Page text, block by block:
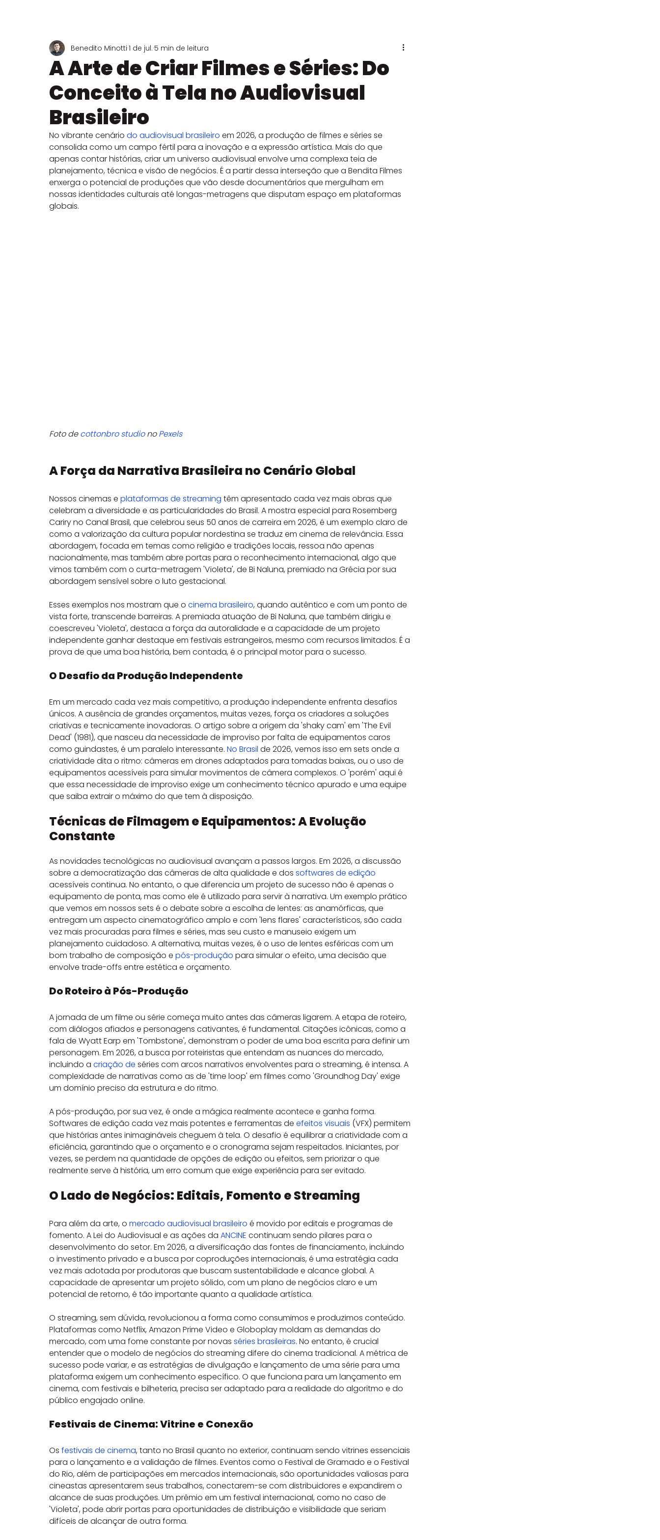
A Arte de Criar Filmes e Séries: Do
Conceito à Tela no Audiovisual
Brasileiro
Benedito Minotti 1 de jul. 5 min de leitura
No vibrante cenário do audiovisual brasileiro em 2026, a produção de filmes e séries se
consolida como um campo fértil para a inovação e a expressão artística. Mais do que
apenas contar histórias, criar um universo audiovisual envolve uma complexa teia de
planejamento, técnica e visão de negócios. É a partir dessa interseção que a Bendita Filmes
enxerga o potencial de produções que vão desde documentários que mergulham em
nossas identidades culturais até longas-metragens que disputam espaço em plataformas
globais.
Foto de cottonbro studio no Pexels
A Força da Narrativa Brasileira no Cenário Global
Nossos cinemas e plataformas de streaming têm apresentado cada vez mais obras que
celebram a diversidade e as particularidades do Brasil. A mostra especial para Rosemberg
Cariry no Canal Brasil, que celebrou seus 50 anos de carreira em 2026, é um exemplo claro de
como a valorização da cultura popular nordestina se traduz em cinema de relevância. Essa
abordagem, focada em temas como religião e tradições locais, ressoa não apenas
nacionalmente, mas também abre portas para o reconhecimento internacional, algo que
vimos também com o curta-metragem 'Violeta', de Bi Naluna, premiado na Grécia por sua
abordagem sensível sobre o luto gestacional.
Esses exemplos nos mostram que o cinema brasileiro, quando autêntico e com um ponto de
vista forte, transcende barreiras. A premiada atuação de Bi Naluna, que também dirigiu e
coescreveu 'Violeta', destaca a força da autoralidade e a capacidade de um projeto
independente ganhar destaque em festivais estrangeiros, mesmo com recursos limitados. É a
prova de que uma boa história, bem contada, é o principal motor para o sucesso.
O Desafio da Produção Independente
Em um mercado cada vez mais competitivo, a produção independente enfrenta desafios
únicos. A ausência de grandes orçamentos, muitas vezes, força os criadores a soluções
criativas e tecnicamente inovadoras. O artigo sobre a origem da 'shaky cam' em 'The Evil
Dead' (1981), que nasceu da necessidade de improviso por falta de equipamentos caros
como guindastes, é um paralelo interessante. No Brasil de 2026, vemos isso em sets onde a
criatividade dita o ritmo: câmeras em drones adaptados para tomadas baixas, ou o uso de
equipamentos acessíveis para simular movimentos de câmera complexos. O 'porém' aqui é
que essa necessidade de improviso exige um conhecimento técnico apurado e uma equipe
que saiba extrair o máximo do que tem à disposição.
Técnicas de Filmagem e Equipamentos: A Evolução
Constante
As novidades tecnológicas no audiovisual avançam a passos largos. Em 2026, a discussão
sobre a democratização das câmeras de alta qualidade e dos softwares de edição
acessíveis continua. No entanto, o que diferencia um projeto de sucesso não é apenas o
equipamento de ponta, mas como ele é utilizado para servir à narrativa. Um exemplo prático
que vemos em nossos sets é o debate sobre a escolha de lentes: as anamórficas, que
entregam um aspecto cinematográfico amplo e com 'lens flares' característicos, são cada
vez mais procuradas para filmes e séries, mas seu custo e manuseio exigem um
planejamento cuidadoso. A alternativa, muitas vezes, é o uso de lentes esféricas com um
bom trabalho de composição e pós-produção para simular o efeito, uma decisão que
envolve trade-offs entre estética e orçamento.
Do Roteiro à Pós-Produção
A jornada de um filme ou série começa muito antes das câmeras ligarem. A etapa de roteiro,
com diálogos afiados e personagens cativantes, é fundamental. Citações icônicas, como a
fala de Wyatt Earp em 'Tombstone', demonstram o poder de uma boa escrita para definir um
personagem. Em 2026, a busca por roteiristas que entendam as nuances do mercado,
incluindo a criação de séries com arcos narrativos envolventes para o streaming, é intensa. A
complexidade de narrativas como as de 'time loop' em filmes como 'Groundhog Day' exige
um domínio preciso da estrutura e do ritmo.
A pós-produção, por sua vez, é onde a mágica realmente acontece e ganha forma.
Softwares de edição cada vez mais potentes e ferramentas de efeitos visuais (VFX) permitem
que histórias antes inimagináveis cheguem à tela. O desafio é equilibrar a criatividade com a
eficiência, garantindo que o orçamento e o cronograma sejam respeitados. Iniciantes, por
vezes, se perdem na quantidade de opções de edição ou efeitos, sem priorizar o que
realmente serve à história, um erro comum que exige experiência para ser evitado.
O Lado de Negócios: Editais, Fomento e Streaming
Para além da arte, o mercado audiovisual brasileiro é movido por editais e programas de
fomento. A Lei do Audiovisual e as ações da ANCINE continuam sendo pilares para o
desenvolvimento do setor. Em 2026, a diversificação das fontes de financiamento, incluindo
o investimento privado e a busca por coproduções internacionais, é uma estratégia cada
vez mais adotada por produtoras que buscam sustentabilidade e alcance global. A
capacidade de apresentar um projeto sólido, com um plano de negócios claro e um
potencial de retorno, é tão importante quanto a qualidade artística.
O streaming, sem dúvida, revolucionou a forma como consumimos e produzimos conteúdo.
Plataformas como Netflix, Amazon Prime Video e Globoplay moldam as demandas do
mercado, com uma fome constante por novas séries brasileiras. No entanto, é crucial
entender que o modelo de negócios do streaming difere do cinema tradicional. A métrica de
sucesso pode variar, e as estratégias de divulgação e lançamento de uma série para uma
plataforma exigem um conhecimento específico. O que funciona para um lançamento em
cinema, com festivais e bilheteria, precisa ser adaptado para a realidade do algoritmo e do
público engajado online.
Festivais de Cinema: Vitrine e Conexão
Os festivais de cinema, tanto no Brasil quanto no exterior, continuam sendo vitrines essenciais
para o lançamento e a validação de filmes. Eventos como o Festival de Gramado e o Festival
do Rio, além de participações em mercados internacionais, são oportunidades valiosas para
cineastas apresentarem seus trabalhos, conectarem-se com distribuidores e expandirem o
alcance de suas produções. Um prêmio em um festival internacional, como no caso de
'Violeta', pode abrir portas para oportunidades de distribuição e visibilidade que seriam
difíceis de alcançar de outra forma.